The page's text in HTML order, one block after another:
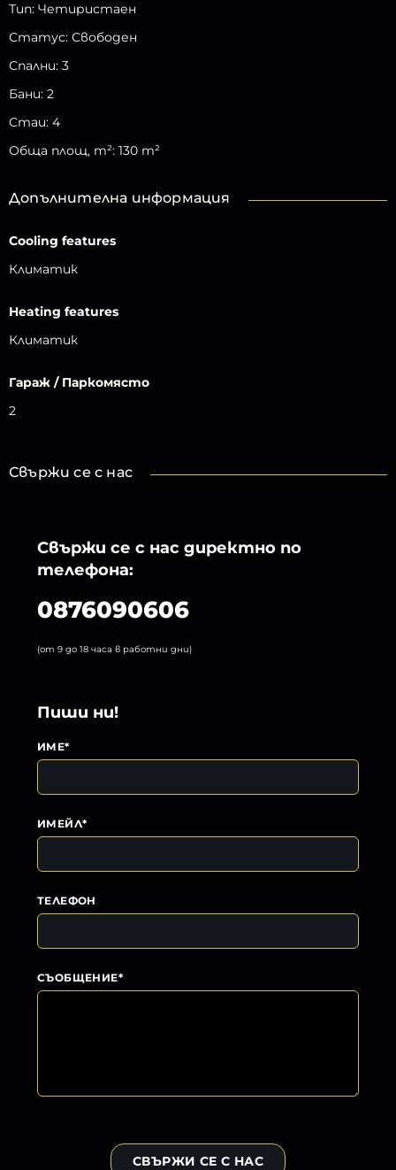
Тип: Четиристаен
Статус: Свободен
Спални: 3
Бани: 2
Стаи: 4
Обща площ, m²: 130 m²
Допълнителна информация
Cooling features
Климатик
Heating features
Климатик
Гараж / Паркомясто
2
Свържи се с нас
Свържи се с нас директно по
телефона:
0876090606
(от 9 до 18 часа в работни дни)
Пиши ни!
ИМЕ*
ИМЕЙЛ*
ТЕЛЕФОН
СЪОБЩЕНИЕ*
СВЪРЖИ СЕ С НАС